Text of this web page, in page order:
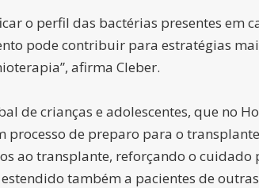
o perfil das bactérias presentes
pode contribuir para estratégias
afirma Cleber.
de crianças e adolescentes, que no
de preparo para o
ao transplante, reforçando o
também a pacientes de